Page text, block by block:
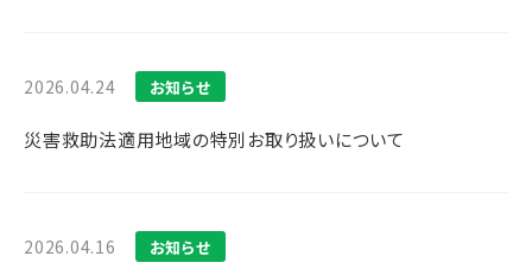
2026.04.24 お知らせ
災害救助法適用地域の特別お取り扱いについて
2026.04.16 お知らせ